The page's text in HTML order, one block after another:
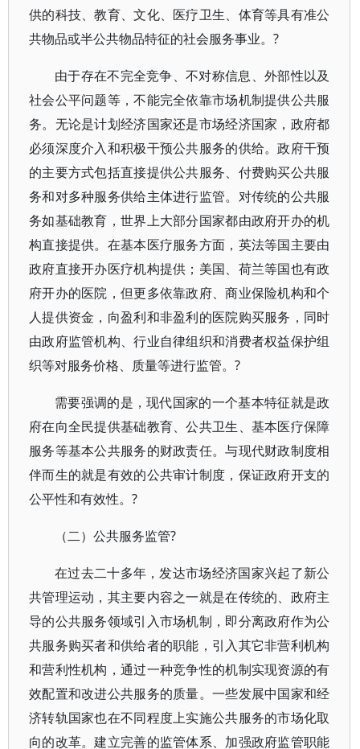
供的科技、教育、文化、医疗卫生、体育等具有准公
共物品或半公共物品特征的社会服务事业。?
由于存在不完全竞争、不对称信息、外部性以及
社会公平问题等，不能完全依靠市场机制提供公共服
务。无论是计划经济国家还是市场经济国家，政府都
必须深度介入和积极干预公共服务的供给。政府干预
的主要方式包括直接提供公共服务、付费购买公共服
务和对多种服务供给主体进行监管。对传统的公共服
务如基础教育，世界上大部分国家都由政府开办的机
构直接提供。在基本医疗服务方面，英法等国主要由
政府直接开办医疗机构提供；美国、荷兰等国也有政
府开办的医院，但更多依靠政府、商业保险机构和个
人提供资金，向盈利和非盈利的医院购买服务，同时
由政府监管机构、行业自律组织和消费者权益保护组
织等对服务价格、质量等进行监管。?
需要强调的是，现代国家的一个基本特征就是政
府在向全民提供基础教育、公共卫生、基本医疗保障
服务等基本公共服务的财政责任。与现代财政制度相
伴而生的就是有效的公共审计制度，保证政府开支的
公平性和有效性。?
（二）公共服务监管?
在过去二十多年，发达市场经济国家兴起了新公
共管理运动，其主要内容之一就是在传统的、政府主
导的公共服务领域引入市场机制，即分离政府作为公
共服务购买者和供给者的职能，引入其它非营利机构
和营利性机构，通过一种竞争性的机制实现资源的有
效配置和改进公共服务的质量。一些发展中国家和经
济转轨国家也在不同程度上实施公共服务的市场化取
向的改革。建立完善的监管体系、加强政府监管职能